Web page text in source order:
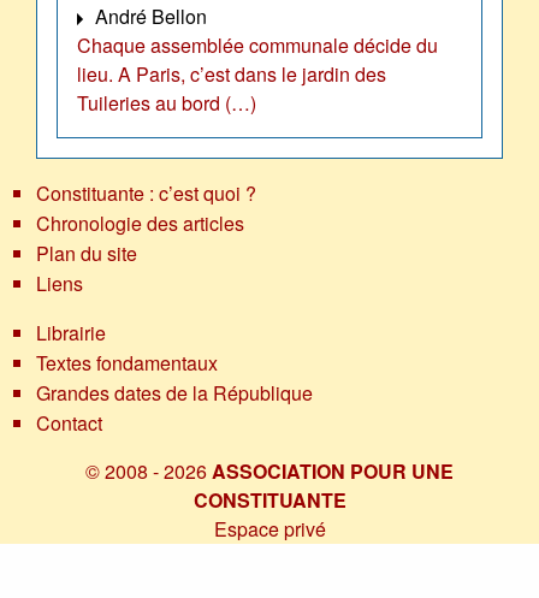
André Bellon
Chaque assemblée communale décide du
lieu. A Paris, c’est dans le jardin des
Tuileries au bord (…)
Constituante : c’est quoi ?
Chronologie des articles
Plan du site
Liens
Librairie
Textes fondamentaux
Grandes dates de la République
Contact
© 2008 - 2026ASSOCIATION POUR UNE
CONSTITUANTE
Espace privé